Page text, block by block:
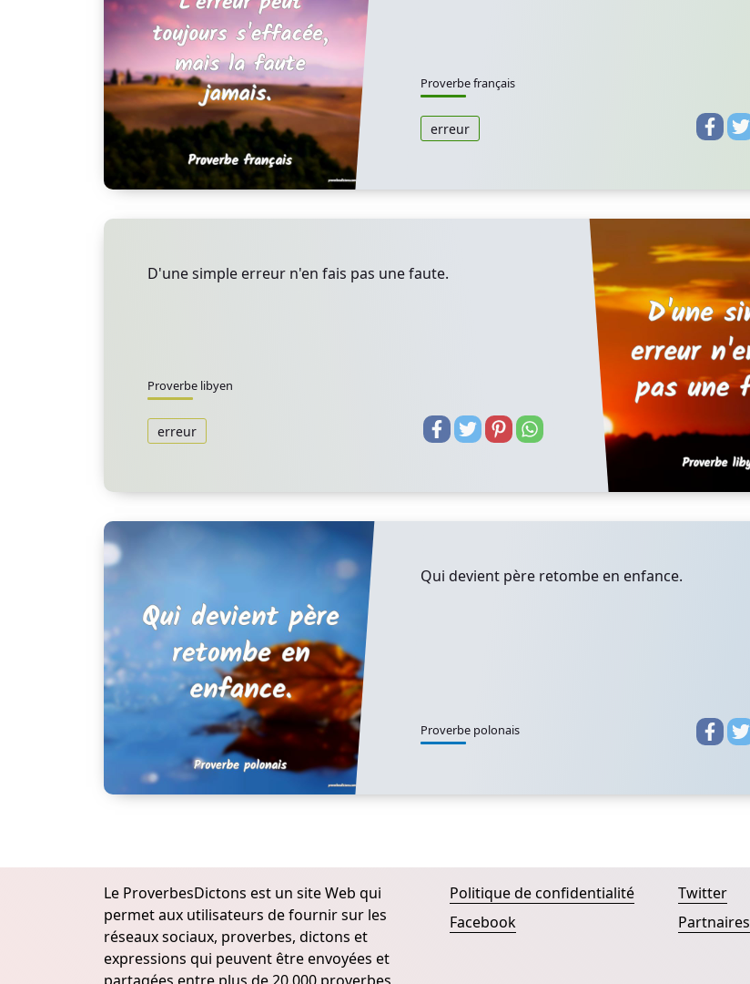
Proverbe français
erreur
D'une simple erreur n'en fais pas une faute.
Proverbe libyen
erreur
Qui devient père retombe en enfance.
Proverbe polonais
Le ProverbesDictons est un site Web qui
permet aux utilisateurs de fournir sur les
réseaux sociaux, proverbes, dictons et
expressions qui peuvent être envoyées et
Politique de confidentialité
Facebook
Twitter
Partnaires